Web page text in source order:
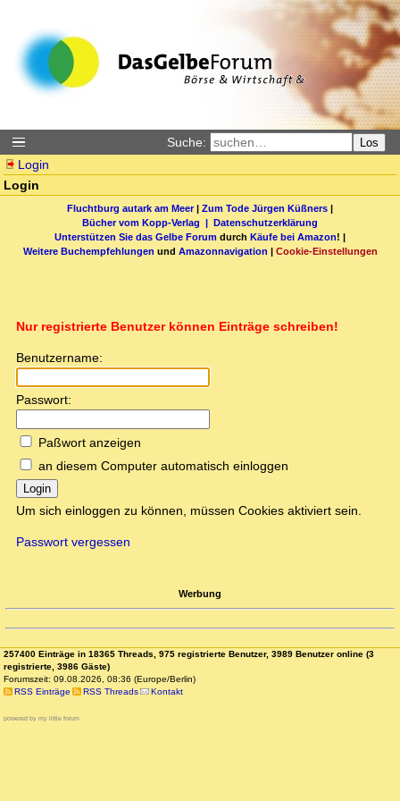
Suche: Los
Login
Login
Fluchtburg autark am Meer| Zum Tode Jürgen Küßners |
Bücher vom Kopp-Verlag | Datenschutzerklärung
Unterstützen Sie das Gelbe Forum durch Käufe bei Amazon! |
Weitere Buchempfehlungen und Amazonnavigation | Cookie-Einstellungen
Nur registrierte Benutzer können Einträge schreiben!
Benutzername:
Passwort:
Paßwort anzeigen
an diesem Computer automatisch einloggen
Login
Um sich einloggen zu können, müssen Cookies aktiviert sein.
Passwort vergessen
Werbung
257400 Einträge in 18365 Threads, 975 registrierte Benutzer, 3989 Benutzer online (3
registrierte, 3986 Gäste)
Forumszeit: 09.08.2026, 08:36 (Europe/Berlin)
RSS Einträge
RSS Threads Kontakt
powered by my little forum